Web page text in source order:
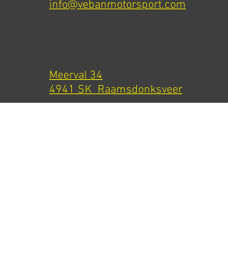
info@vebanmotorsport.com
Meerval 34
4941 SK Raamsdonksveer